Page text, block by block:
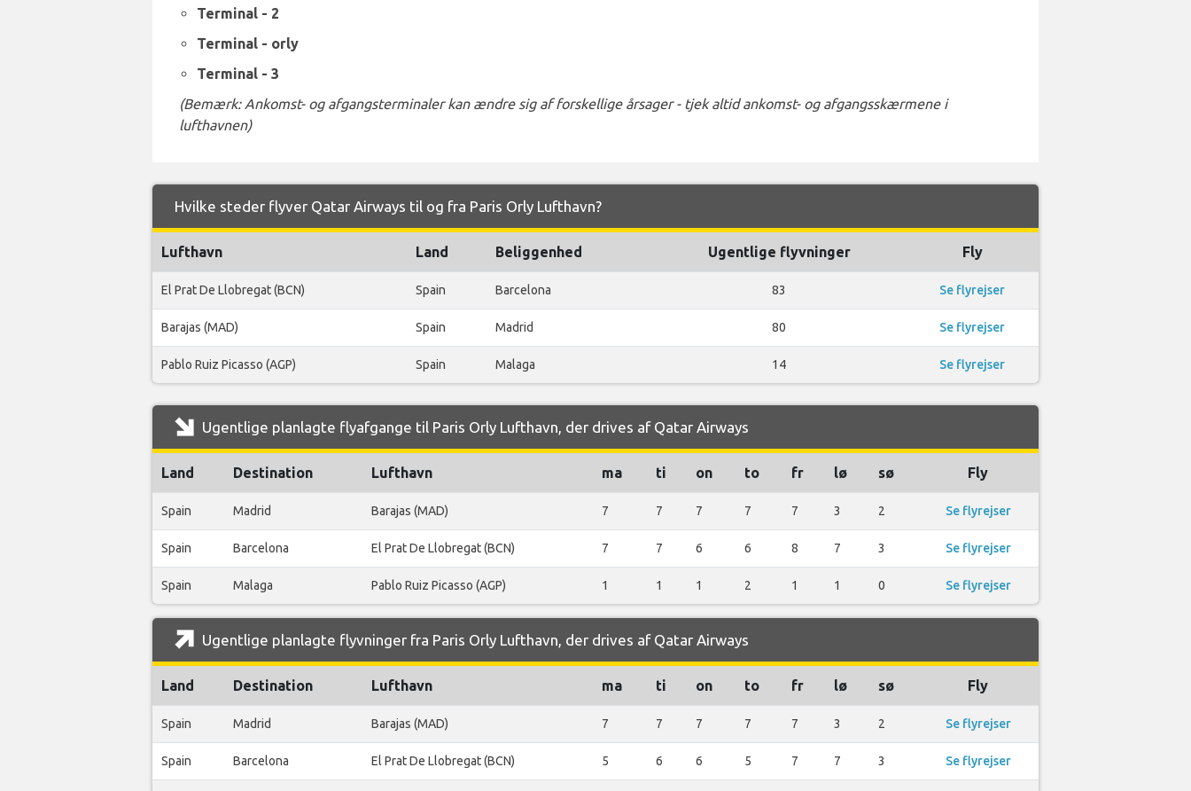
Terminal - 2
Terminal - orly
Terminal - 3
(Bemærk: Ankomst- og afgangsterminaler kan ændre sig af forskellige årsager - tjek altid ankomst- og afgangsskærmene i
lufthavnen)
Hvilke steder flyver Qatar Airways til og fra Paris Orly Lufthavn?
Lufthavn Land Beliggenhed Ugentlige flyvninger Fly
El Prat De Llobregat (BCN) Spain Barcelona 83 Se flyrejser
Barajas (MAD) Spain Madrid 80 Se flyrejser
Pablo Ruiz Picasso (AGP) Spain Malaga 14 Se flyrejser
Ugentlige planlagte flyafgange til Paris Orly Lufthavn, der drives af Qatar Airways
Land Destination Lufthavn ma ti on to fr lø sø Fly
Spain Madrid Barajas (MAD) 7 7 7 7 7 3 2 Se flyrejser
Spain Barcelona El Prat De Llobregat (BCN) 7 7 6 6 8 7 3 Se flyrejser
Spain Malaga Pablo Ruiz Picasso (AGP) 1 1 1 2 1 1 0 Se flyrejser
Ugentlige planlagte flyvninger fra Paris Orly Lufthavn, der drives af Qatar Airways
Land Destination Lufthavn ma ti on to fr lø sø Fly
Spain Madrid Barajas (MAD) 7 7 7 7 7 3 2 Se flyrejser
Spain Barcelona El Prat De Llobregat (BCN) 5 6 6 5 7 7 3 Se flyrejser